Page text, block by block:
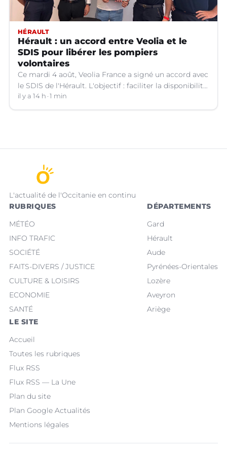
HÉRAULT
Hérault : un accord entre Veolia et le
SDIS pour libérer les pompiers
volontaires
Ce mardi 4 août, Veolia France a signé un accord avec
le SDIS de l'Hérault. L'objectif : faciliter la disponibilité
des salariés de l'entreprise engagés en qualité de
sapeurs-pompiers volontaires.
il y a 14 h 1 min
L'actualité de l'Occitanie en continu
RUBRIQUES
MÉTÉO
INFO TRAFIC
SOCIÉTÉ
FAITS-DIVERS / JUSTICE
CULTURE & LOISIRS
ECONOMIE
SANTÉ
DÉPARTEMENTS
Gard
Hérault
Aude
Pyrénées-Orientales
Lozère
Aveyron
Ariège
LE SITE
Accueil
Toutes les rubriques
Flux RSS
Flux RSS — La Une
Plan du site
Plan Google Actualités
Mentions légales